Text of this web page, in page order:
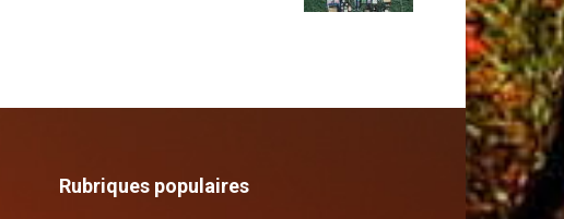
Rubriques populaires